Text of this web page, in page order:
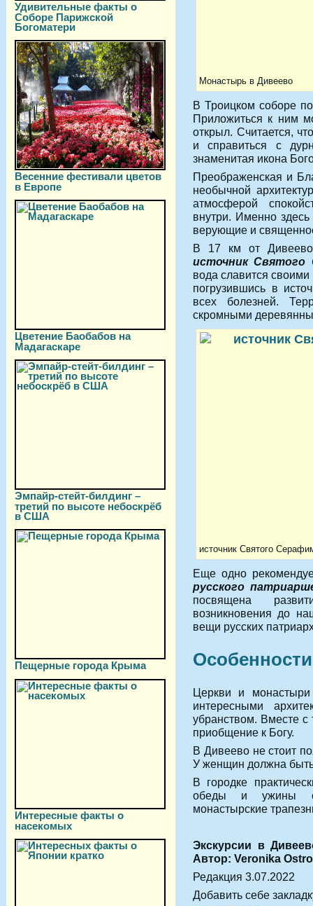
Удивительные факты о
Соборе Парижской
Богоматери
Весенние фестивали цветов
в Европе
Цветение Баобабов на
Мадагаскаре
Эмпайр-стейт-билдинг –
третий по высоте небоскрёб
в США
Пещерные города Крыма
Интересные факты о
насекомых
Монастырь в Дивеево
В Троицком соборе
Приложиться к ним
открыл. Считается,
и справиться с
знаменитая икона
Преображенская и
необычной
атмосферой
внутри. Именно
верующие и
В 17 км от Дивеево
источник Святого
вода славится
погрузившись в
всех болезней.
скромными
источник Святого
Еще одно
русского
посвящена
возникновения до
вещи русских
Церкви и монастыри
интересными
убранством. Вместе
приобщение к Богу.
В Дивеево не стоит
У женщин должна
В городке
обеды и ужины с
монастырские
Экскурсии в
Автор: Veronika
Редакция 3.07.2022
Добавить себе